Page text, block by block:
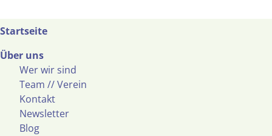
Startseite
Über uns
Wer wir sind
Team // Verein
Kontakt
Newsletter
Blog